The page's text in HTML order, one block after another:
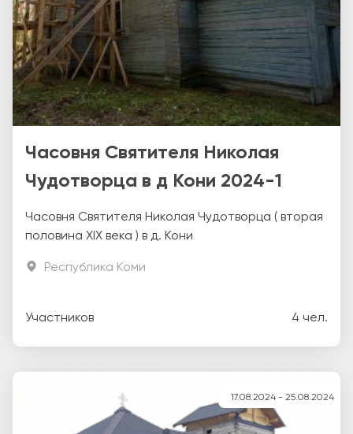
Часовня Святителя Николая
Чудотворца в д Кони 2024-1
Часовня Святителя Николая Чудотворца ( вторая
половина ХIX века ) в д. Кони
Республика Коми
Участников 4 чел.
17.08.2024 - 25.08.2024